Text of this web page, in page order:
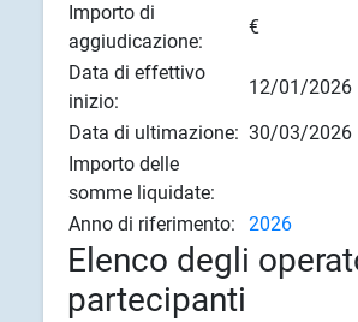
Importo di
aggiudicazione:
€
Data di effettivo
inizio:
12/01/2026
Data di ultimazione: 30/03/2026
Importo delle
somme liquidate:
Anno di riferimento:
2026
Elenco degli
partecipanti